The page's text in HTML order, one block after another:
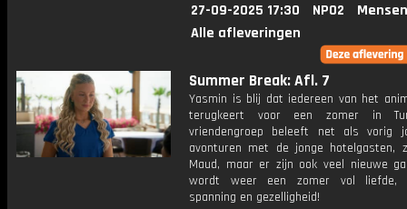
27-09-2025 17:30 NPO2
Alle afleveringen
Summer Break: Afl. 7
Yasmin is blij dat iedereen van het
terugkeert voor een zomer in
vriendengroep beleeft net als vorig
avonturen met de jonge hotelgasten,
Maud, maar er zijn ook veel nieuwe
wordt weer een zomer vol liefde,
spanning en gezelligheid!